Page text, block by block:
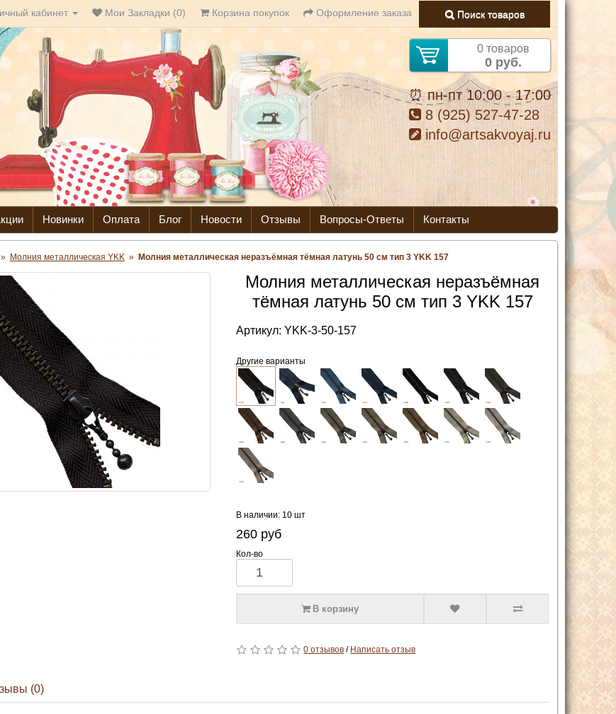
кабинет Мои Закладки (0) Корзина покупок Оформление заказа Поиск товаров
0 товаров
0 руб.
⏰ пн-пт 10:00 - 17:00
8 (925) 527-47-28
info@artsakvoyaj.ru
Новинки Оплата Блог Новости Отзывы Вопросы-Ответы Контакты
» Молния металлическая YKK » Молния металлическая неразъёмная тёмная латунь 50 см тип 3 YKK 157
Молния металлическая неразъёмная
тёмная латунь 50 см тип 3 YKK 157
Артикул:YKK-3-50-157
Другие варианты
В наличии: 10 шт
260 руб
Кол-во
В корзину
0 отзывов / Написать отзыв
(0)